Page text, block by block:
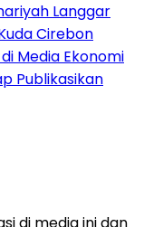
Langgar
Cirebon
Media Ekonomi
Publikasikan